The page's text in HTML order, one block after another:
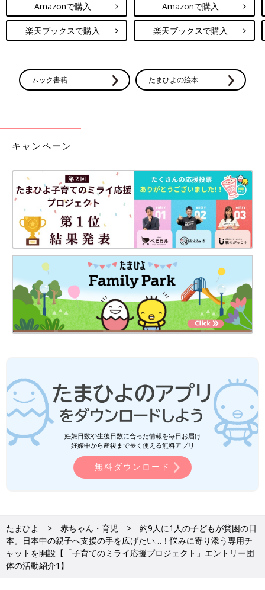
Amazonで購入
楽天ブックスで購入
Amazonで購入
楽天ブックスで購入
ムック書籍 たまひよの絵本
キャンペーン
妊娠日数や生後日数に合った情報を毎日お届け
妊娠中から産後まで長く使える無料アプリ
無料ダウンロード
たまひよ 赤ちゃん・育児
約9人に1人の子どもが貧困の日
本。日本中の親子へ支援の手を広げたい…！悩みに寄り添う専用チ
ャットを開設【「子育てのミライ応援プロジェクト」エントリー団
体の活動紹介1】